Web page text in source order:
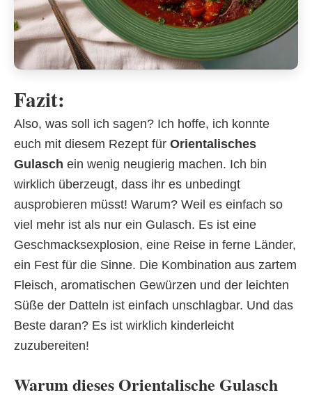
Fazit:
Also, was soll ich sagen? Ich hoffe, ich konnte
euch mit diesem Rezept für Orientalisches
Gulasch ein wenig neugierig machen. Ich bin
wirklich überzeugt, dass ihr es unbedingt
ausprobieren müsst! Warum? Weil es einfach so
viel mehr ist als nur ein Gulasch. Es ist eine
Geschmacksexplosion, eine Reise in ferne Länder,
ein Fest für die Sinne. Die Kombination aus zartem
Fleisch, aromatischen Gewürzen und der leichten
Süße der Datteln ist einfach unschlagbar. Und das
Beste daran? Es ist wirklich kinderleicht
zuzubereiten!
Warum dieses Orientalische Gulasch